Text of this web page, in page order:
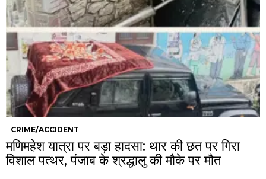
CRIME/ACCIDENT
मणिमहेश यात्रा पर बड़ा हादसा: थार की छत पर गिरा
विशाल पत्थर, पंजाब के श्रद्धालु की मौके पर मौत